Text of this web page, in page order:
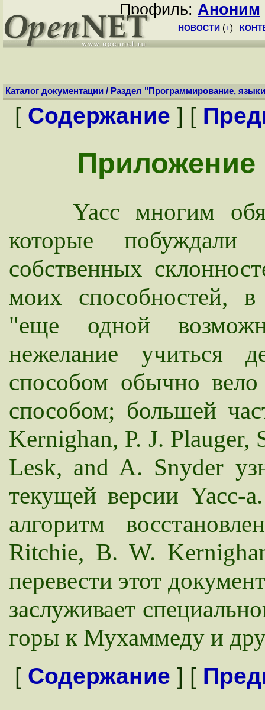
Профиль: Аноним
НОВОСТИ (+)
Каталог документации / Раздел "Программирование,
[ Содержание ] [
Приложение
Yacc многим
которые
собственных
моих способностей,
"еще одной
нежелание учиться
способом обычно
способом; большей
Kernighan, P. J.
Lesk, and A. Snyder
текущей версии Yacc-
алгоритм
Ritchie, B. W.
перевести этот
заслуживает
горы к Мухаммеду и
[ Содержание ] [